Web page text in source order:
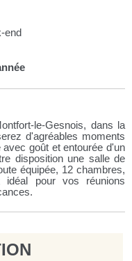
end
le-Gesnois, dans la
d'agréables moments
goût et entourée d'un
disposition une salle de
équipée, 12 chambres,
pour vos réunions